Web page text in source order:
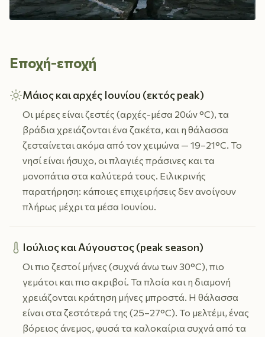
Εποχή-εποχή
Μάιος και αρχές Ιουνίου (εκτός peak)
Οι μέρες είναι ζεστές (αρχές-μέσα 20ών °C), τα
βράδια χρειάζονται ένα ζακέτα, και η θάλασσα
ζεσταίνεται ακόμα από τον χειμώνα — 19–21°C. Το
νησί είναι ήσυχο, οι πλαγιές πράσινες και τα
μονοπάτια στα καλύτερά τους. Ειλικρινής
παρατήρηση: κάποιες επιχειρήσεις δεν ανοίγουν
πλήρως μέχρι τα μέσα Ιουνίου.
Ιούλιος και Αύγουστος (peak season)
Οι πιο ζεστοί μήνες (συχνά άνω των 30°C), πιο
γεμάτοι και πιο ακριβοί. Τα πλοία και η διαμονή
χρειάζονται κράτηση μήνες μπροστά. Η θάλασσα
είναι στα ζεστότερά της (25–27°C). Το μελτέμι, ένας
βόρειος άνεμος, φυσά τα καλοκαίρια συχνά από τα